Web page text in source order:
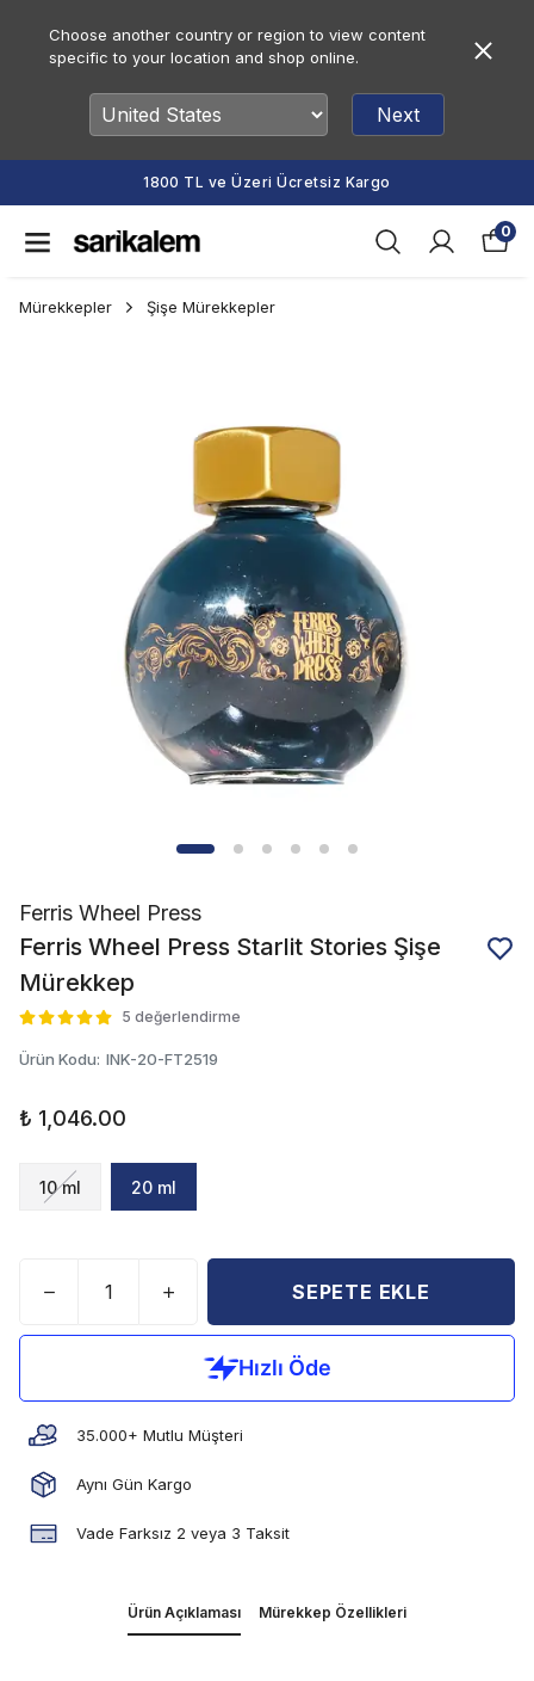
Choose another country or region to view content
specific to your location and shop online.
Next
1800 TL ve Üzeri Ücretsiz Kargo
0
Mürekkepler Şişe Mürekkepler
Ferris Wheel Press
Ferris Wheel Press Starlit Stories Şişe
Mürekkep
5 değerlendirme
Ürün Kodu: INK-20-FT2519
₺ 1,046.00
10 ml 20 ml
SEPETE EKLE
35.000+ Mutlu Müşteri
Aynı Gün Kargo
Vade Farksız 2 veya 3 Taksit
Ürün Açıklaması Mürekkep Özellikleri